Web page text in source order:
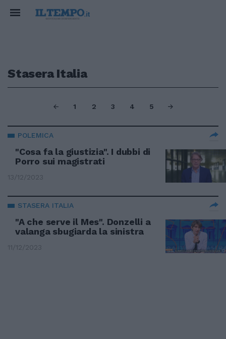
Stasera Italia
1 2 3 4 5
POLEMICA
"Cosa fa la giustizia". I dubbi di
Porro sui magistrati
13/12/2023
STASERA ITALIA
"A che serve il Mes". Donzelli a
valanga sbugiarda la sinistra
11/12/2023